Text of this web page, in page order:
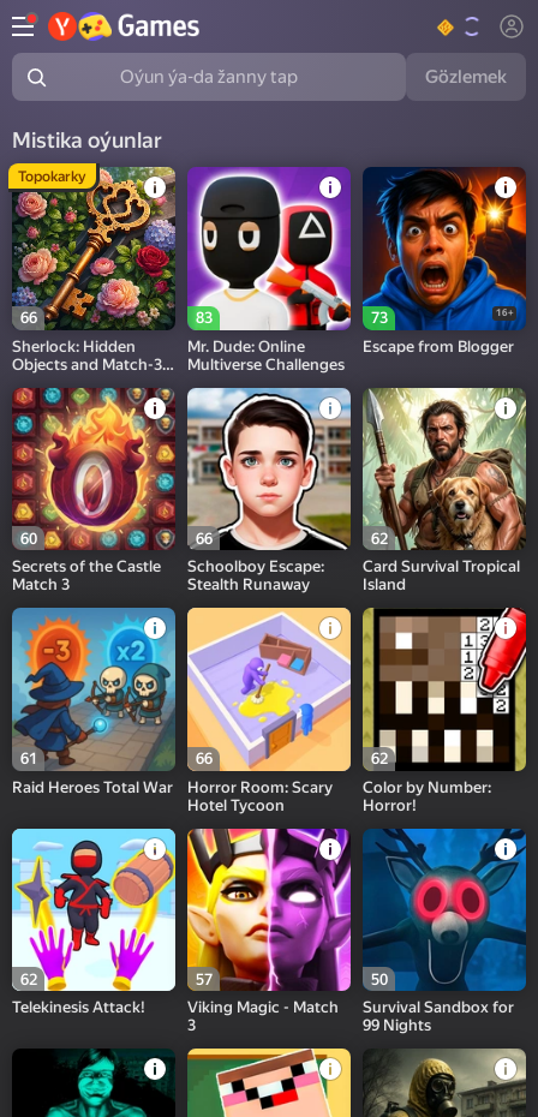
Oýun ýa-da žanny tap Gözlemek
Mistika oýunlar
66
Topokarky
Sherlock: Hidden
Objects and Match-3
83
Mr. Dude: Online
Multiverse Challenges
73 16+
Escape from Blogger
60
Secrets of the Castle
Match 3
66
Schoolboy Escape:
Stealth Runaway
62
Card Survival Tropical
Island
61
Raid Heroes Total War
66
Horror Room: Scary
Hotel Tycoon
62
Color by Number:
Horror!
62
Telekinesis Attack!
57
Viking Magic - Match
3
50
Survival Sandbox for
99 Nights